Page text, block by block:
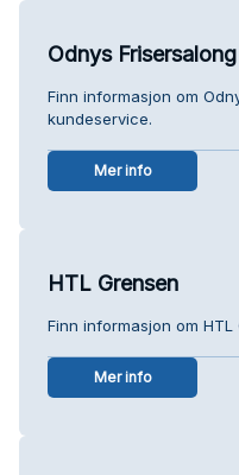
Odnys
Finn informasjon om
kundeservice.
Mer info
HTL Grensen
Finn informasjon om
Mer info